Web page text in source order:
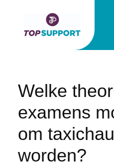
Welke
examens
om
worden?